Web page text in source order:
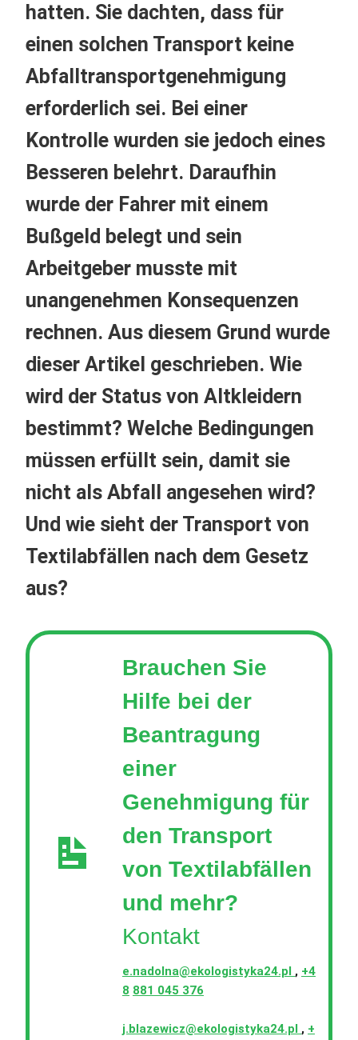
hatten. Sie dachten, dass für
einen solchen Transport keine
Abfalltransportgenehmigung
erforderlich sei. Bei einer
Kontrolle wurden sie jedoch eines
Besseren belehrt. Daraufhin
wurde der Fahrer mit einem
Bußgeld belegt und sein
Arbeitgeber musste mit
unangenehmen Konsequenzen
rechnen. Aus diesem Grund wurde
dieser Artikel geschrieben. Wie
wird der Status von Altkleidern
bestimmt? Welche Bedingungen
müssen erfüllt sein, damit sie
nicht als Abfall angesehen wird?
Und wie sieht der Transport von
Textilabfällen nach dem Gesetz
aus?
Brauchen Sie
Hilfe bei der
Beantragung
einer
Genehmigung für
den Transport
von Textilabfällen
und mehr?
Kontakt
e.nadolna@ekologistyka24.pl , +4
8 881 045 376
j.blazewicz@ekologistyka24.pl , +